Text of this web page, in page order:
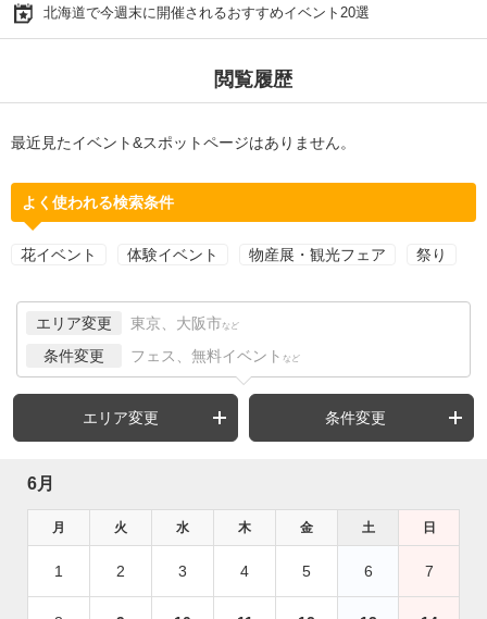
北海道で今週末に開催されるおすすめイベント20選
閲覧履歴
最近見たイベント&スポットページはありません。
よく使われる検索条件
花イベント 体験イベント 物産展・観光フェア 祭り
エリア変更 東京、大阪市 など
条件変更 フェス、無料イベント など
エリア変更 条件変更
6月
月 火 水 木 金 土 日
1 2 3 4 5 6 7